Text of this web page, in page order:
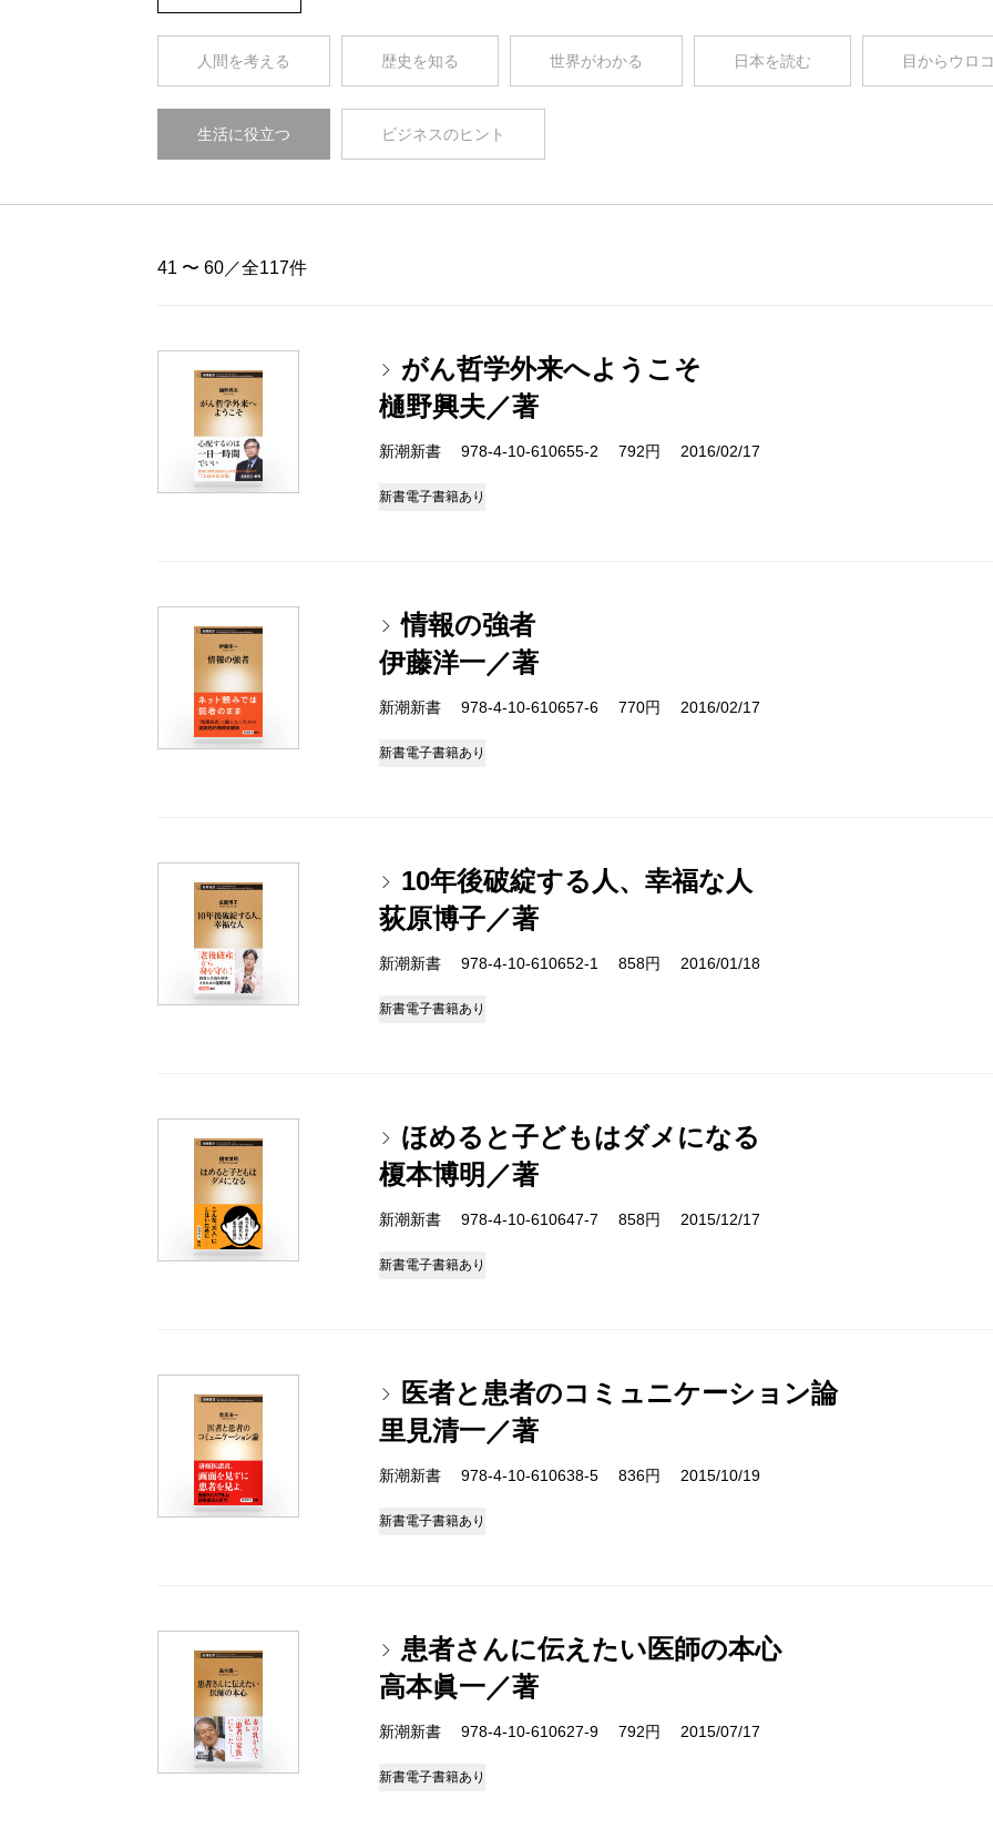
人間を考える 歴史を知る 世界がわかる 日本を読む 目からウロコ
生活に役立つ ビジネスのヒント
41 〜 60／全117件
がん哲学外来へようこそ
樋野興夫／著
新潮新書 978-4-10-610655-2 792円 2016/02/17
新書電子書籍あり
情報の強者
伊藤洋一／著
新潮新書 978-4-10-610657-6 770円 2016/02/17
新書電子書籍あり
10年後破綻する人、幸福な人
荻原博子／著
新潮新書 978-4-10-610652-1 858円 2016/01/18
新書電子書籍あり
ほめると子どもはダメになる
榎本博明／著
新潮新書 978-4-10-610647-7 858円 2015/12/17
新書電子書籍あり
医者と患者のコミュニケーション論
里見清一／著
新潮新書 978-4-10-610638-5 836円 2015/10/19
新書電子書籍あり
患者さんに伝えたい医師の本心
高本眞一／著
新潮新書 978-4-10-610627-9 792円 2015/07/17
新書電子書籍あり